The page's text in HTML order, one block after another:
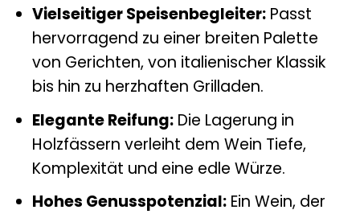
Vielseitiger Speisenbegleiter:Passt
hervorragend zu einer breiten Palette
von Gerichten, von italienischer Klassik
bis hin zu herzhaften Grilladen.
Elegante Reifung:Die Lagerung in
Holzfässern verleiht dem Wein Tiefe,
Komplexität und eine edle Würze.
Hohes Genusspotenzial:Ein Wein, der